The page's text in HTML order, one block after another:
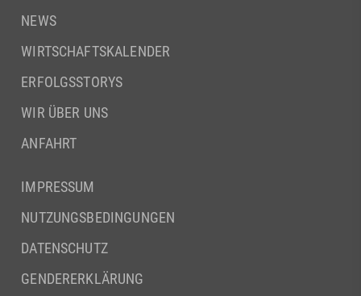
NEWS
WIRTSCHAFTSKALENDER
ERFOLGSSTORYS
WIR ÜBER UNS
ANFAHRT
IMPRESSUM
NUTZUNGSBEDINGUNGEN
DATENSCHUTZ
GENDERERKLÄRUNG